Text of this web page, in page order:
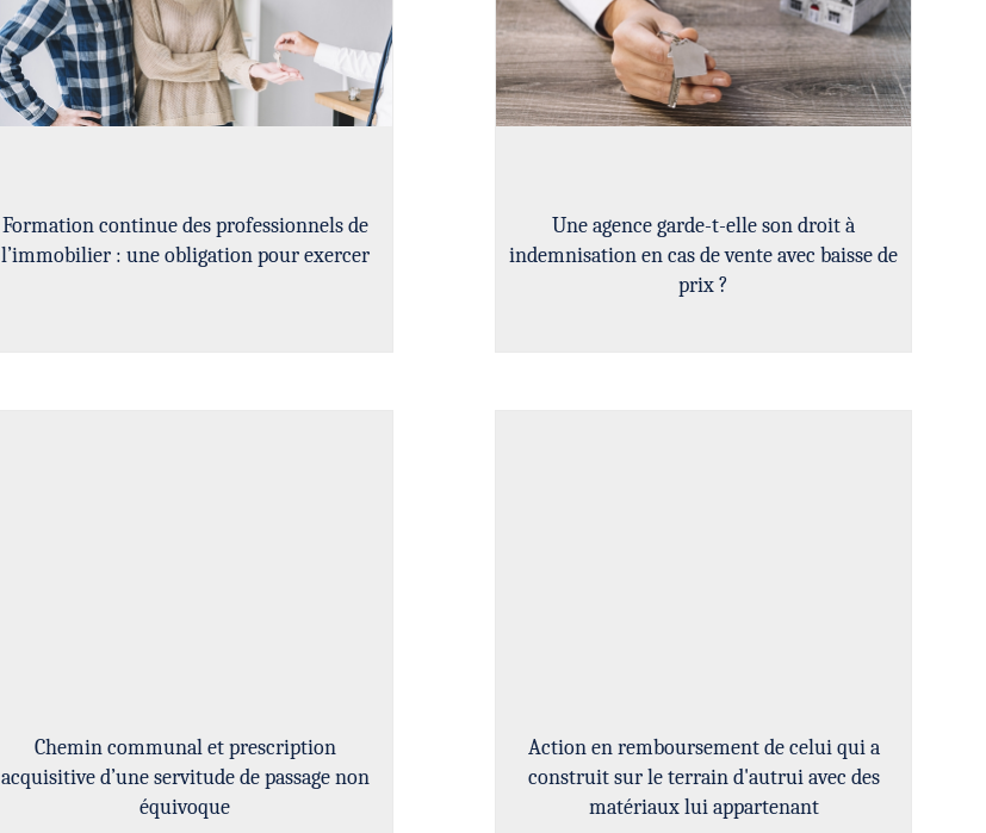
Formation continue des professionnels de
l’immobilier : une obligation pour exercer
Une agence garde-t-elle son droit à
indemnisation en cas de vente avec baisse de
prix ?
Chemin communal et prescription
acquisitive d’une servitude de passage non
équivoque
Action en remboursement de celui qui a
construit sur le terrain d'autrui avec des
matériaux lui appartenant